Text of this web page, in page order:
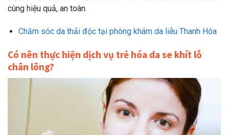
cùng hiệu quả, an toàn.
Chăm sóc da thải độc tại phòng khám da liễu Thanh Hóa
Có nên thực hiện dịch vụ trẻ hóa da se khít lỗ
chân lông?